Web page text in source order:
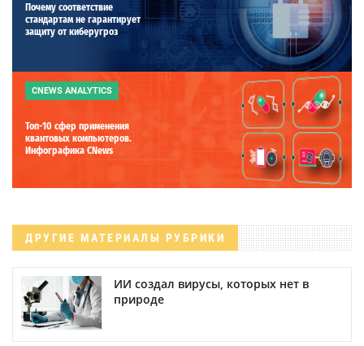
Почему соответствие
стандартам не гарантирует
защиту от киберугроз
CNEWS ANALYTICS
Топ-10 сфер применения
квантовых компьютеров.
Инфографика CNews
ДРУГИЕ МАТЕРИАЛЫ РУБРИКИ
ИИ создал вирусы, которых нет в
природе